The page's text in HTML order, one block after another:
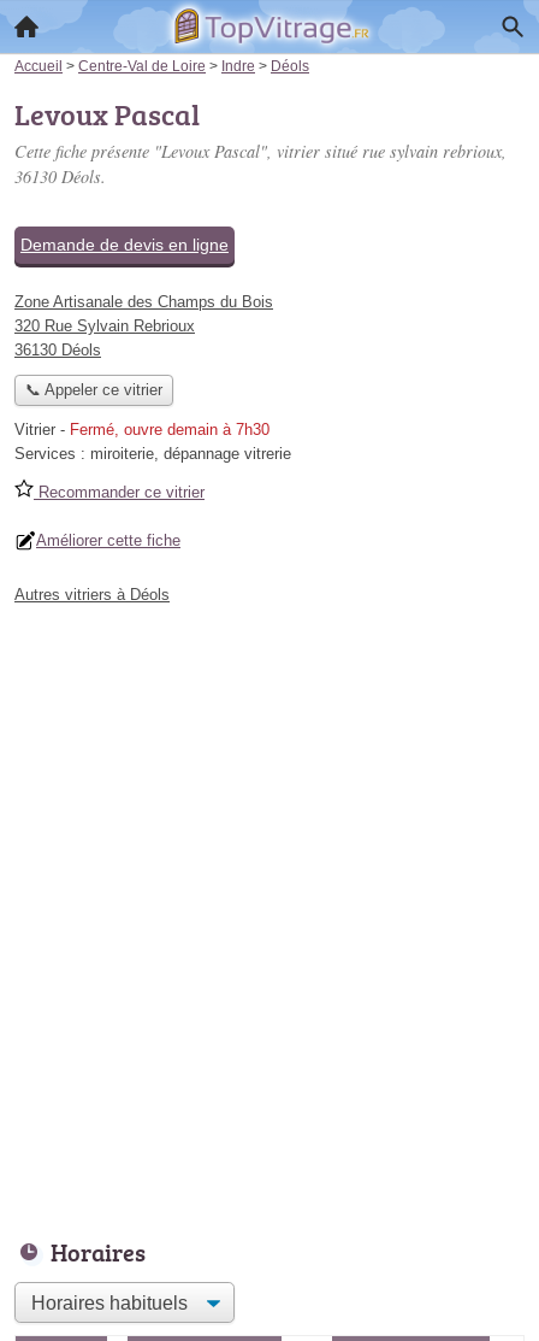
Accueil > Centre-Val de Loire > Indre > Déols
Levoux Pascal
Cette fiche présente "Levoux Pascal", vitrier situé rue sylvain rebrioux,
36130 Déols.
Demande de devis en ligne
Zone Artisanale des Champs du Bois
320 Rue Sylvain Rebrioux
36130 Déols
📞 Appeler ce vitrier
Vitrier - Fermé, ouvre demain à 7h30
Services : miroiterie, dépannage vitrerie
Recommander ce vitrier
Améliorer cette fiche
Autres vitriers à Déols
Horaires